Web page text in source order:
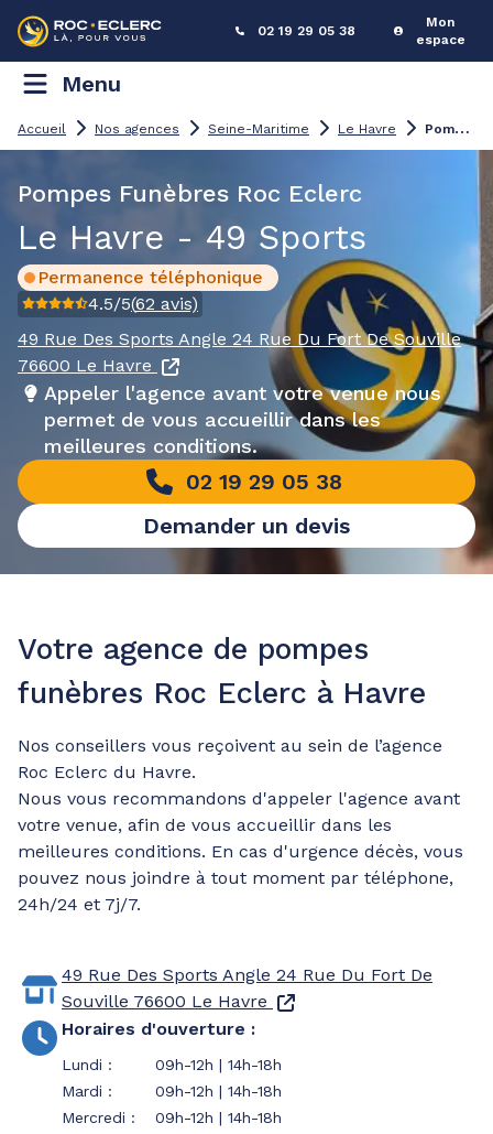
02 19 29 05 38
Mon
espace
Menu
Accueil Nos agences Seine-Maritime Le Havre P
ompes Funèbres Le Havre - 49 Sports
Pompes Funèbres Roc Eclerc
Le Havre - 49 Sports
Permanence téléphonique
4.5/5(62 avis)
49 Rue Des Sports Angle 24 Rue Du Fort De Souville
76600 Le Havre
02 19 29 05 38
Demander un devis
Appeler l'agence avant votre venue nous
permet de vous accueillir dans les
meilleures conditions.
Votre agence de pompes
funèbres Roc Eclerc à Havre
Nos conseillers vous reçoivent au sein de l’agence
Roc Eclerc du Havre.
Nous vous recommandons d'appeler l'agence avant
votre venue, afin de vous accueillir dans les
meilleures conditions. En cas d'urgence décès, vous
pouvez nous joindre à tout moment par téléphone,
24h/24 et 7j/7.
49 Rue Des Sports Angle 24 Rue Du Fort De
Souville 76600 Le Havre
Horaires d'ouverture :
Lundi :
09h-12h | 14h-18h
Mardi :
09h-12h | 14h-18h
Mercredi :
09h-12h | 14h-18h